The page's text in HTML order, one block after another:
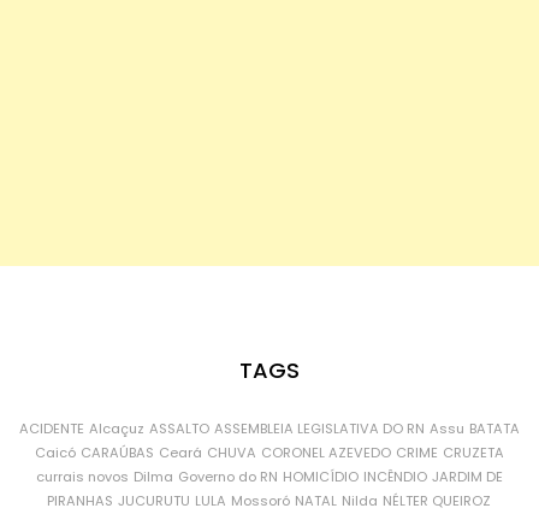
TAGS
ACIDENTE Alcaçuz ASSALTO ASSEMBLEIA LEGISLATIVA DO RN Assu BATATA
Caicó CARAÚBAS Ceará CHUVA CORONEL AZEVEDO CRIME CRUZETA
currais novos Dilma Governo do RN HOMICÍDIO INCÊNDIO JARDIM DE
PIRANHAS JUCURUTU LULA Mossoró NATAL Nilda NÉLTER QUEIROZ